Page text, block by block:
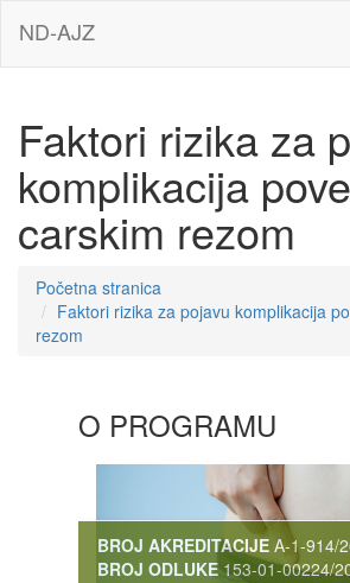
ND-AJZ
Faktori rizika za
komplikacija
carskim rezom
Početna stranica
Faktori rizika za pojavu komplikacija
rezom
O PROGRAMU
BROJ AKREDITACIJE A-1-914/
BROJ ODLUKE 153-01-00224/